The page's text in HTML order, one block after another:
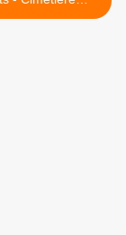
Montparnasse >